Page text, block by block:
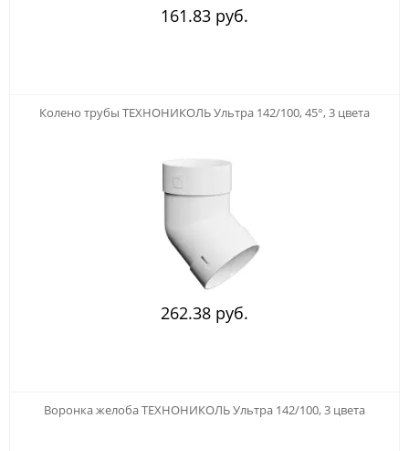
161.83 руб.
Колено трубы ТЕХНОНИКОЛЬ Ультра 142/100, 45°, 3 цвета
262.38 руб.
Воронка желоба ТЕХНОНИКОЛЬ Ультра 142/100, 3 цвета